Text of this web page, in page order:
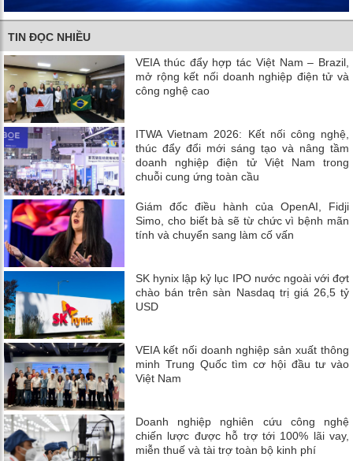
TIN ĐỌC NHIỀU
VEIA thúc đẩy hợp tác Việt Nam – Brazil,
mở rộng kết nối doanh nghiệp điện tử và
công nghệ cao
ITWA Vietnam 2026: Kết nối công nghệ,
thúc đẩy đổi mới sáng tạo và nâng tầm
doanh nghiệp điện tử Việt Nam trong
chuỗi cung ứng toàn cầu
Giám đốc điều hành của OpenAI, Fidji
Simo, cho biết bà sẽ từ chức vì bệnh mãn
tính và chuyển sang làm cố vấn
SK hynix lập kỷ lục IPO nước ngoài với đợt
chào bán trên sàn Nasdaq trị giá 26,5 tỷ
USD
VEIA kết nối doanh nghiệp sản xuất thông
minh Trung Quốc tìm cơ hội đầu tư vào
Việt Nam
Doanh nghiệp nghiên cứu công nghệ
chiến lược được hỗ trợ tới 100% lãi vay,
miễn thuế và tài trợ toàn bộ kinh phí